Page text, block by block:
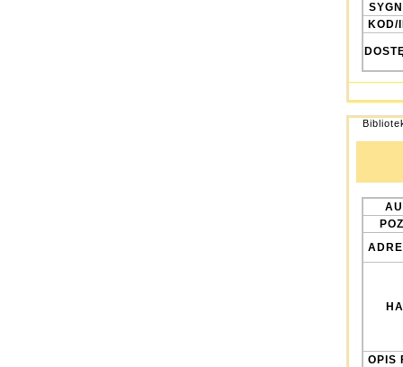
KOD/
OPIS